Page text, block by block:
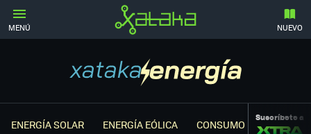
MENÚ NUEVO
ENERGÍA SOLAR ENERGÍA EÓLICA CONSUMO ENERGÉTICO
Suscríbete a